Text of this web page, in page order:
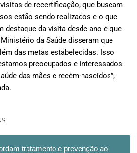
de recertificação, que buscam
estão sendo realizados e o que
destaque da visita desde ano é que
da Saúde disseram que
das metas estabelecidas. Isso
preocupados e interessados
das mães e recém-nascidos”,
tratamento e prevenção ao